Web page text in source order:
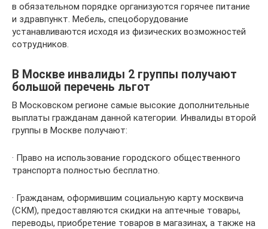
в обязательном порядке организуются горячее питание
и здравпункт. Мебель, спецоборудование
устанавливаются исходя из физических возможностей
сотрудников.
В Москве инвалиды 2 группы получают
большой перечень льгот
В Московском регионе самые высокие дополнительные
выплаты гражданам данной категории. Инвалиды второй
группы в Москве получают:
· Право на использование городского общественного
транспорта полностью бесплатно.
· Гражданам, оформившим социальную карту москвича
(СКМ), предоставляются скидки на аптечные товары,
переводы, приобретение товаров в магазинах, а также на